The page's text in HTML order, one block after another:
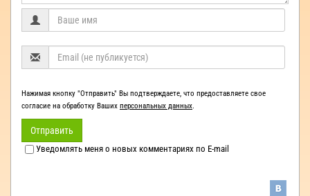
Нажимая кнопку "Отправить" Вы подтверждаете, что предоставляете свое
согласие на обработку Ваших персональных данных.
Отправить
Уведомлять меня о новых комментариях по E-mail